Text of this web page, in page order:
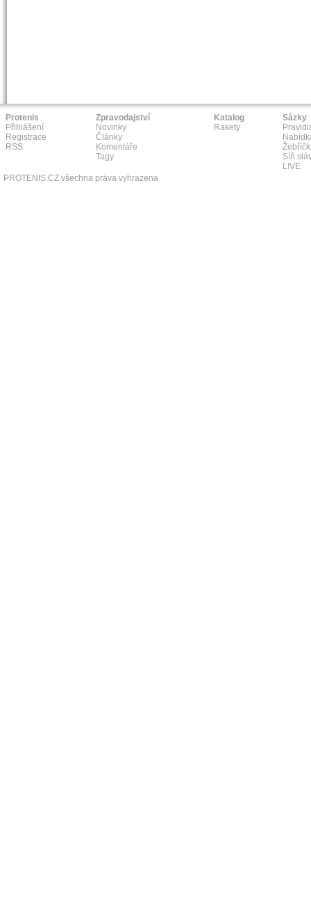
Protenis
Přihlášení
Registrace
RSS
Zpravodajství
Novinky
Články
Komentáře
Tagy
Katalog
Rakety
Sázky
Síň
L!VE
PROTENIS.CZ všechna práva vyhrazena